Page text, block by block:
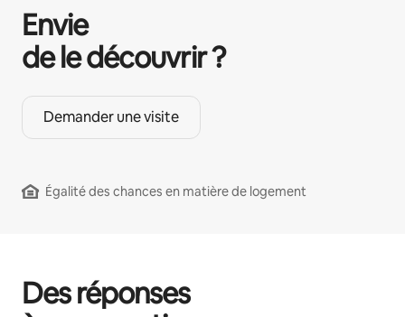
Envie
de le découvrir ?
Demander une visite
Égalité des chances en matière de logement
Des réponses